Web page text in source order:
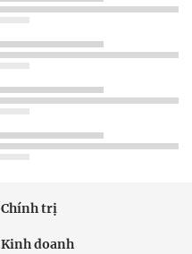
Chính trị
Kinh doanh